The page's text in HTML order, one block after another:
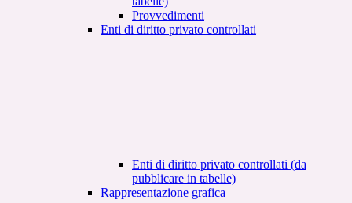
Provvedimenti
Enti di diritto privato controllati
Enti di diritto privato controllati (da
pubblicare in tabelle)
Rappresentazione grafica